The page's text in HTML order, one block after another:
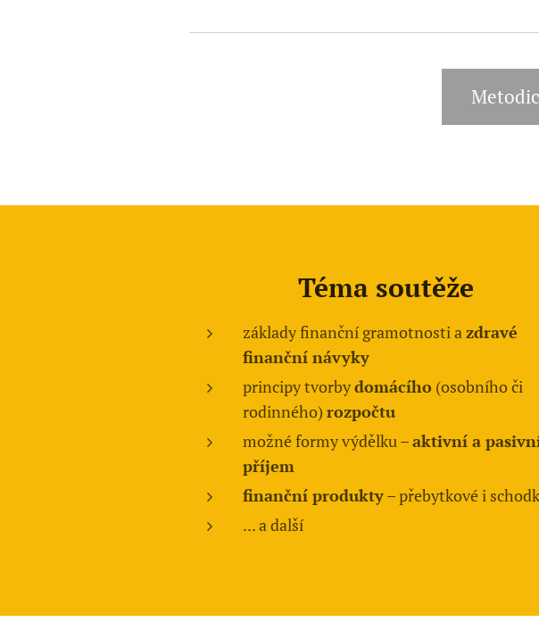
Téma soutěže
základy finanční gramotnosti azdravé
finanční návyky
principy tvorbydomácího (osobního či
rodinného) rozpočtu
možné formy výdělku –aktivní a
příjem
finanční produkty– přebytkové i
... a další